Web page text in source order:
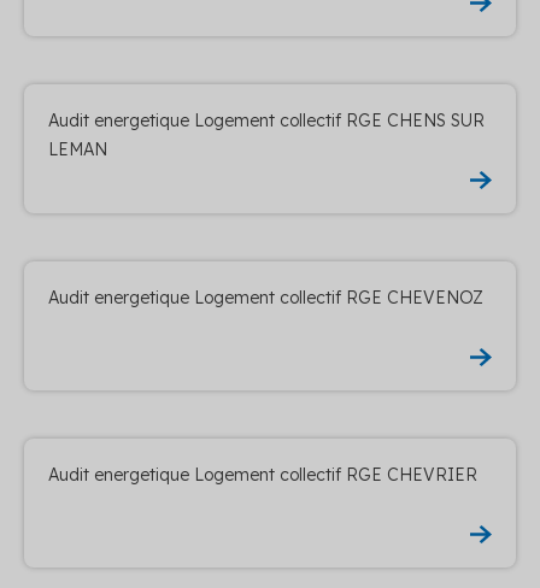
Audit energetique Logement collectif RGE CHENS SUR
LEMAN
Audit energetique Logement collectif RGE CHEVENOZ
Audit energetique Logement collectif RGE CHEVRIER